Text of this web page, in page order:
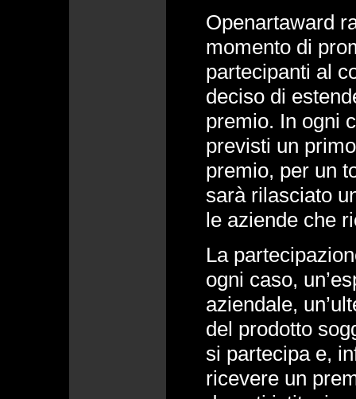
Openartaward
momento di
partecipanti al
deciso di
premio. In ogni
previsti un
premio, per un
sarà rilasciato
le aziende che
La
ogni caso,
aziendale,
del prodotto
si partecipa e,
ricevere un